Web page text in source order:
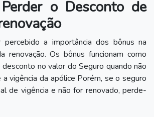
o Desconto de
a importância dos bônus na
renovação. Os bônus funcionam como
no valor do Seguro quando não
vigência da apólice Porém, se o seguro
de vigência e não for renovado, perde-